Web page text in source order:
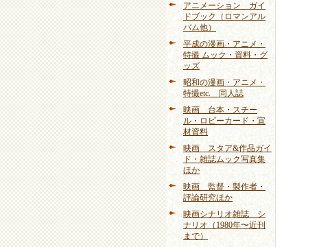
アニメーション ガイ
ドブック（ロマンアル
バム他）
平成の漫画・アニメ・
特撮 ムック・資料・グ
ッズ
昭和の漫画・アニメ・
特撮etc. 同人誌
映画 台本・スチー
ル・ロビーカード・宣
材資料
映画 スタア&作品ガイ
ド・雑誌ムック写真集
ほか
映画 監督・製作者・
評論研究ほか
映画シナリオ雑誌 シ
ナリオ（1980年〜近刊
まで）